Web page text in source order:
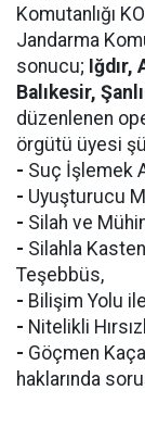
Komutanlığı
Jandarma
sonucu;
Balıkesir,
düzenlenen
örgütü üyesi
- Suç İşlemek
- Uyuşturucu
- Silah ve
- Silahla
Teşebbüs,
- Bilişim Yolu
- Nitelikli
- Göçmen
haklarında